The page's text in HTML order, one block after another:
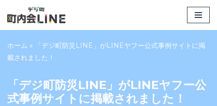
コ
テ
ン
ス
ホーム »
「デジ町防災LINE」がLINEヤフー公式事例サイトに掲
載されました！
「デジ町防災LINE」がLINEヤフー公
式事例サイトに掲載されました！